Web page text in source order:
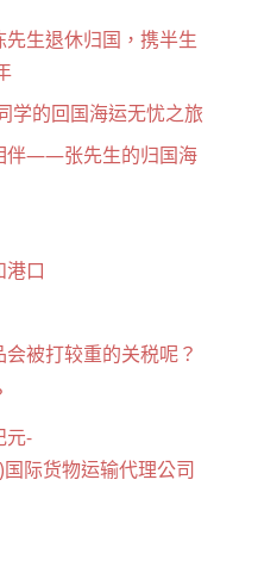
生退休归国，携半生
学的回国海运无忧之旅
伴——张先生的归国海
港口
被打较重的关税呢？
元-
际货物运输代理公司